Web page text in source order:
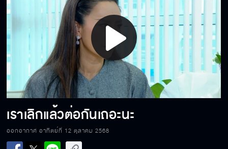
Play
Video
เราเลิกแล้วต่อกันเถอะนะ
ออกอากาศ อาทิตย์ที่ 12 ตุลาคม 2568
ธีถพเนี่ยแหละน้องเขยพี่
คุณโกหกไม่เก่งนะ
ผมจองไว้แล้ว